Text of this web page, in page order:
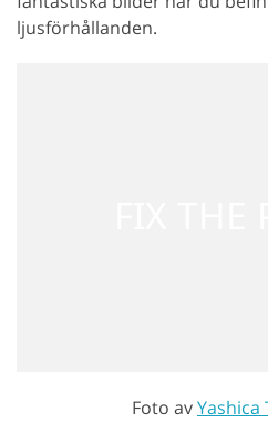
ljusförhållanden.
Foto avYashica